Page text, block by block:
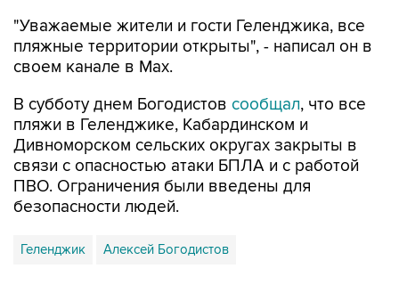
своем канале в Max.
В субботу днем Богодистов
Дивноморском сельских округах закрыты в
связи с опасностью атаки БПЛА и с работой
ПВО. Ограничения были введены для
безопасности людей.
Геленджик Алексей Богодистов